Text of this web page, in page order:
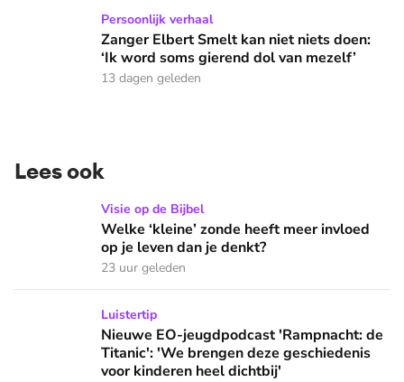
Zanger Elbert Smelt kan niet niets doen: ‘Ik word soms
Persoonlijk verhaal
Zanger Elbert Smelt kan niet niets doen:
‘Ik word soms gierend dol van mezelf’
13 dagen geleden
Lees ook
Welke ‘kleine’ zonde heeft meer invloed op je leven dan je
Visie op de Bijbel
Welke ‘kleine’ zonde heeft meer invloed
op je leven dan je denkt?
23 uur geleden
Nieuwe EO-jeugdpodcast 'Rampnacht: de Titanic': 'We
Luistertip
Nieuwe EO-jeugdpodcast 'Rampnacht: de
Titanic': 'We brengen deze geschiedenis
voor kinderen heel dichtbij'